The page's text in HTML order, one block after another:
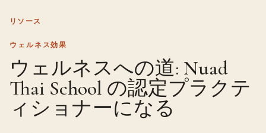
リソース
ウェルネス効果
ウェルネスへの道: Nuad
Thai School の認定プラクテ
ィショナーになる